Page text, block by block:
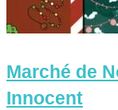
Marché de
Innocent